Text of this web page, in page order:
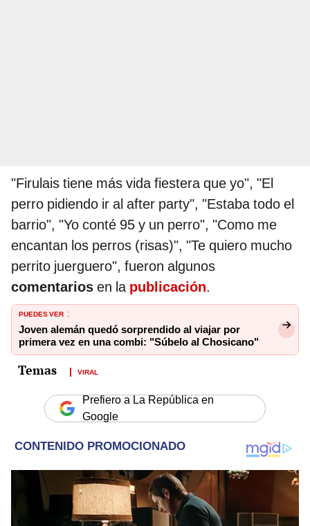
"Firulais tiene más vida fiestera que yo", "El
perro pidiendo ir al after party", "Estaba todo el
barrio", "Yo conté 95 y un perro", "Como me
encantan los perros (risas)", "Te quiero mucho
perrito juerguero", fueron algunos
comentarios en la publicación.
PUEDES VER :
Joven alemán quedó sorprendido al viajar por
primera vez en una combi: "Súbelo al Chosicano"
VIRAL
Prefiero a La República en
Google